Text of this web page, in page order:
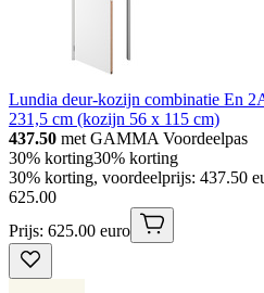
Lundia deur-kozijn combinatie En
231,5 cm (kozijn 56 x 115 cm)
437.50 met GAMMA Voordeelpas
30% korting30% korting
30% korting, voordeelprijs: 437.50
625.00
Prijs: 625.00 euro